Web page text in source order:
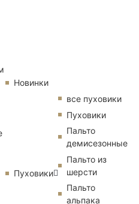
Новинки
Пуховики
все пуховики
Пуховики
Пальто
демисезонные
Пальто из
шерсти
Пальто
альпака